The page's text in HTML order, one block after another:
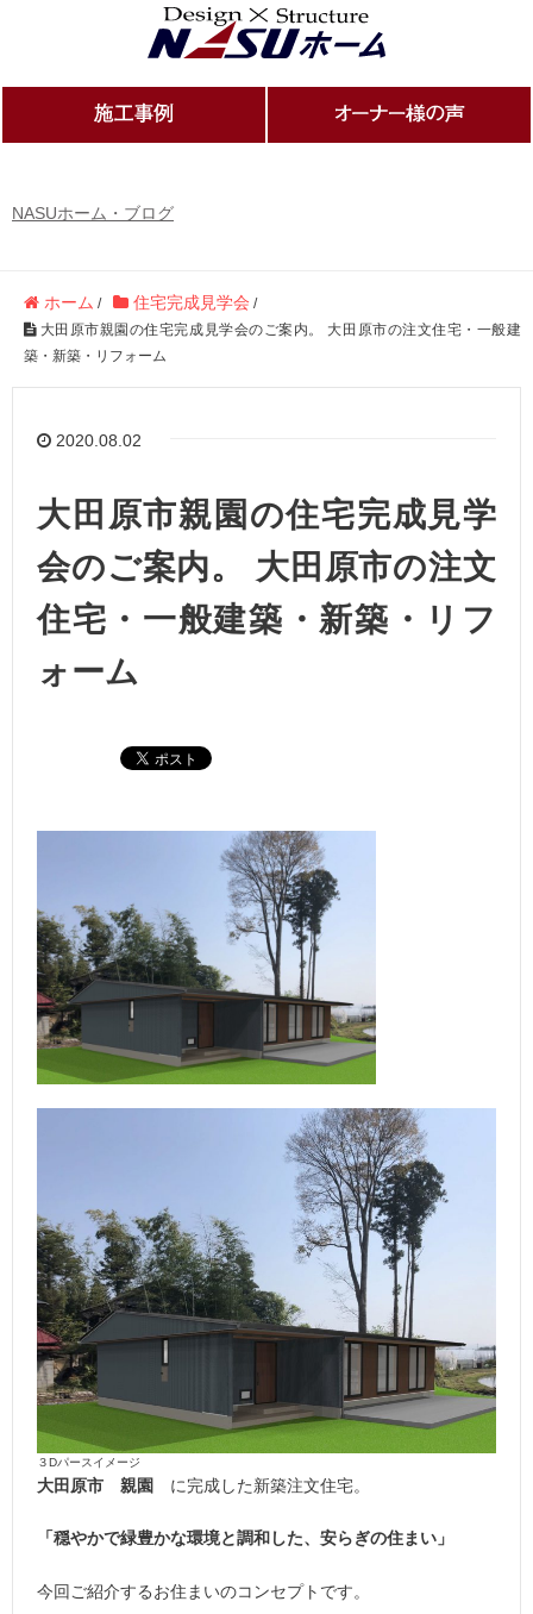
NASUホーム・ブログ
ホーム / 住宅完成見学会 /
大田原市親園の住宅完成見学会のご案内。 大田原市の注文住宅・一般建
築・新築・リフォーム
2020.08.02
大田原市親園の住宅完成見学
会のご案内。 大田原市の注文
住宅・一般建築・新築・リフ
ォーム
３Dパースイメージ
大田原市 親園 に完成した新築注文住宅。
「穏やかで緑豊かな環境と調和した、安らぎの住まい」
今回ご紹介するお住まいのコンセプトです。